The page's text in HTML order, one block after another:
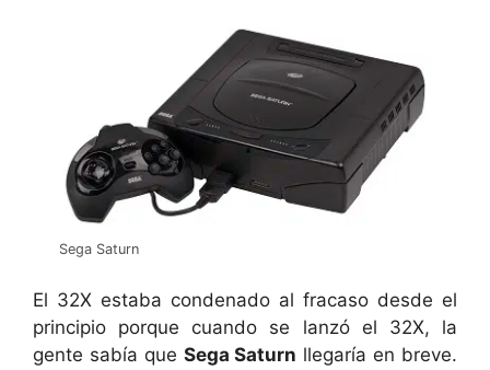
Sega Saturn
El 32X estaba condenado al fracaso desde el
principio porque cuando se lanzó el 32X, la
gente sabía que Sega Saturn llegaría en breve.